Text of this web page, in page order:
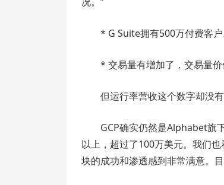
* G Suite拥有500万付费客户
* 交易量有增加了，交易量价
但运行率营收这个数字却没
GCP确实仍然是Alphabet旗
以上，超过了100万美元。我们
块的成功和渗透感到非常满意。